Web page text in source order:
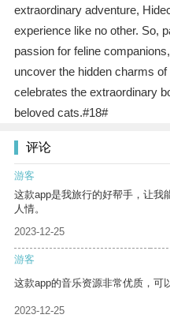
extraordinary adventure,
experience like no other. So,
passion for feline
uncover the hidden charms
celebrates the extraordinary
beloved cats.#18#
评论
游客
这款app是我旅行的好帮手，让我
人情。
2023-12-25
游客
这款app的音乐资源非常优质，可
2023-12-25